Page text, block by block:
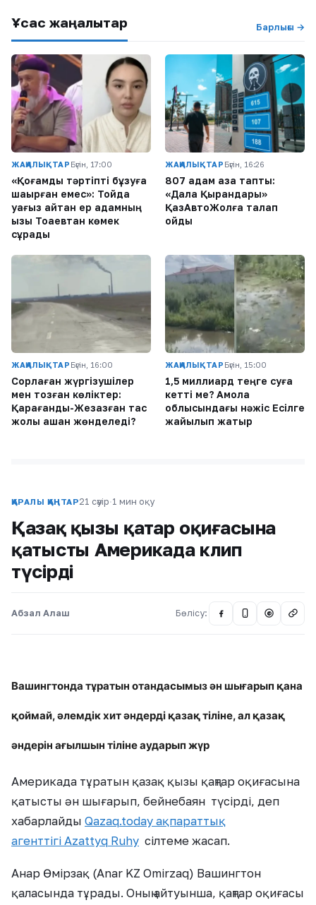
Ұқсас жаңалықтар Барлығы →
ЖАҢАЛЫҚТАР Бүгін, 17:00
«Қоғамдық тәртіпті бұзуға
шақырған емес»: Тойда
уағыз айтқан ер адамның
қызы Тоқаевтан көмек
сұрады
ЖАҢАЛЫҚТАР Бүгін, 16:26
807 адам қаза тапты:
«Дала Қырандары»
ҚазАвтоЖолға талап
қойды
ЖАҢАЛЫҚТАР Бүгін, 16:00
Сорлаған жүргізушілер
мен тозған көліктер:
Қарағанды-Жезқазған тас
жолы қашан жөнделеді?
ЖАҢАЛЫҚТАР Бүгін, 15:00
1,5 миллиард теңге суға
кетті ме? Ақмола
облысындағы нәжіс Есілге
жайылып жатыр
ҚАРАЛЫ ҚАҢТАР21 сәуір·1 мин оқу
Қазақ қызы қаңтар оқиғасына
қатысты Америкада клип
түсірді
Абзал Алаш Бөлісу: @
Вашингтонда тұратын отандасымыз ән шығарып қана
қоймай, әлемдік хит әндерді қазақ тіліне, ал қазақ
әндерін ағылшын тіліне аударып жүр
Америкада тұратын қазақ қызы қаңтар оқиғасына
қатысты ән шығарып, бейнебаян түсірді, деп
хабарлайды Qazaq.today ақпараттық
агенттігі Azattyq Ruhy сілтеме жасап.
Анар Өмірзақ (Anar KZ Omirzaq) Вашингтон
қаласында тұрады. Оның айтуынша, қаңтар оқиғасы